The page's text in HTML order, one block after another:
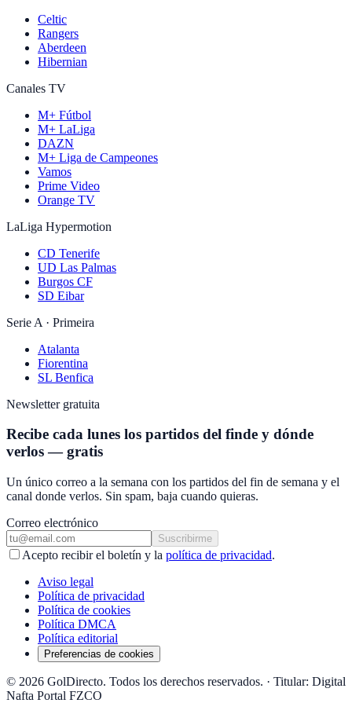
Celtic
Rangers
Aberdeen
Hibernian
Canales TV
M+ Fútbol
M+ LaLiga
DAZN
M+ Liga de Campeones
Vamos
Prime Video
Orange TV
LaLiga Hypermotion
CD Tenerife
UD Las Palmas
Burgos CF
SD Eibar
Serie A · Primeira
Atalanta
Fiorentina
SL Benfica
Newsletter gratuita
Recibe cada lunes los partidos del finde y dónde
verlos — gratis
Un único correo a la semana con los partidos del fin de semana y el
canal donde verlos. Sin spam, baja cuando quieras.
Correo electrónico
Suscribirme
Acepto recibir el boletín y la política de privacidad.
Aviso legal
Política de privacidad
Política de cookies
Política DMCA
Política editorial
Preferencias de cookies
© 2026 GolDirecto. Todos los derechos reservados. · Titular: Digital
Nafta Portal FZCO